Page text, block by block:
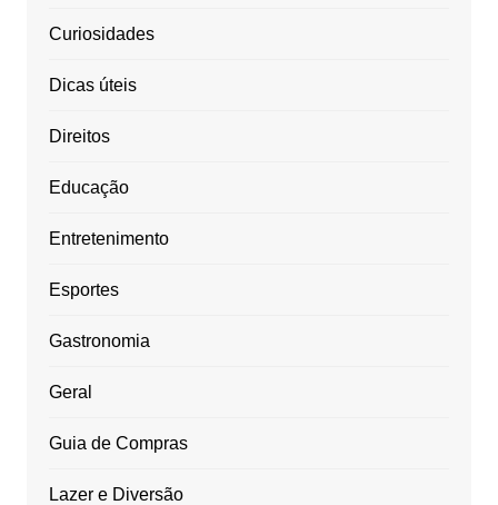
Curiosidades
Dicas úteis
Direitos
Educação
Entretenimento
Esportes
Gastronomia
Geral
Guia de Compras
Lazer e Diversão